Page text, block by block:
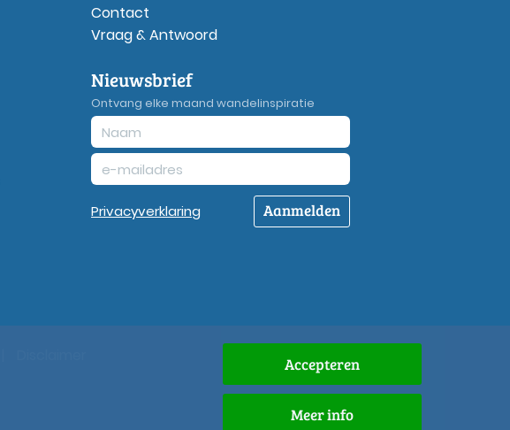
Contact
Vraag & Antwoord
Nieuwsbrief
Ontvang elke maand wandelinspiratie
Privacyverklaring Aanmelden
Accepteren
Meer info